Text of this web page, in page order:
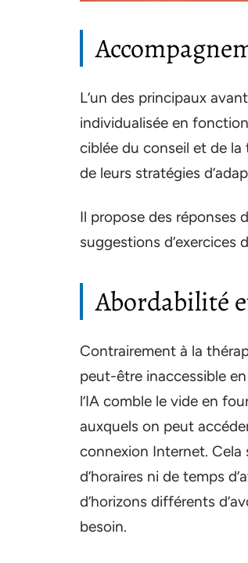
L’un des principaux
individualisée en
ciblée du conseil et de la
de leurs stratégies
Il propose des réponses
suggestions
Abordabilité
Contrairement à la
peut-être inaccessible
l’IA comble le vide en
auxquels on peut
connexion Internet. Cela
d’horaires ni de temps
d’horizons différents
besoin.